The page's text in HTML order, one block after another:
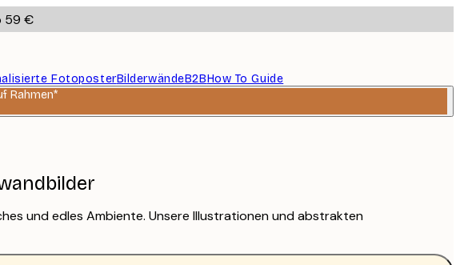
59 €
FotoposterBilderwändeB2BHow To Guide
Rahmen*
und edles Ambiente. Unsere Illustrationen und abstrakten